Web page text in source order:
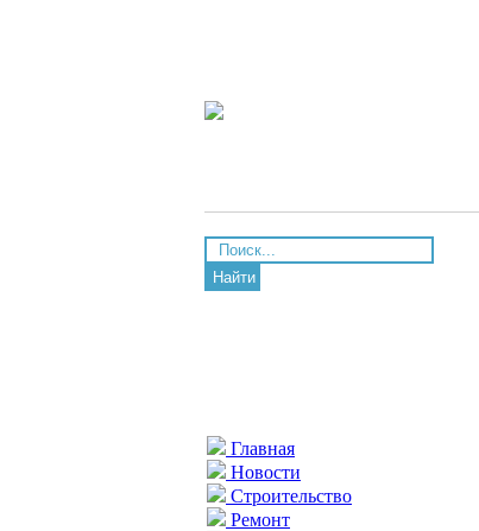
Найти
Главная
Новости
Строительство
Ремонт